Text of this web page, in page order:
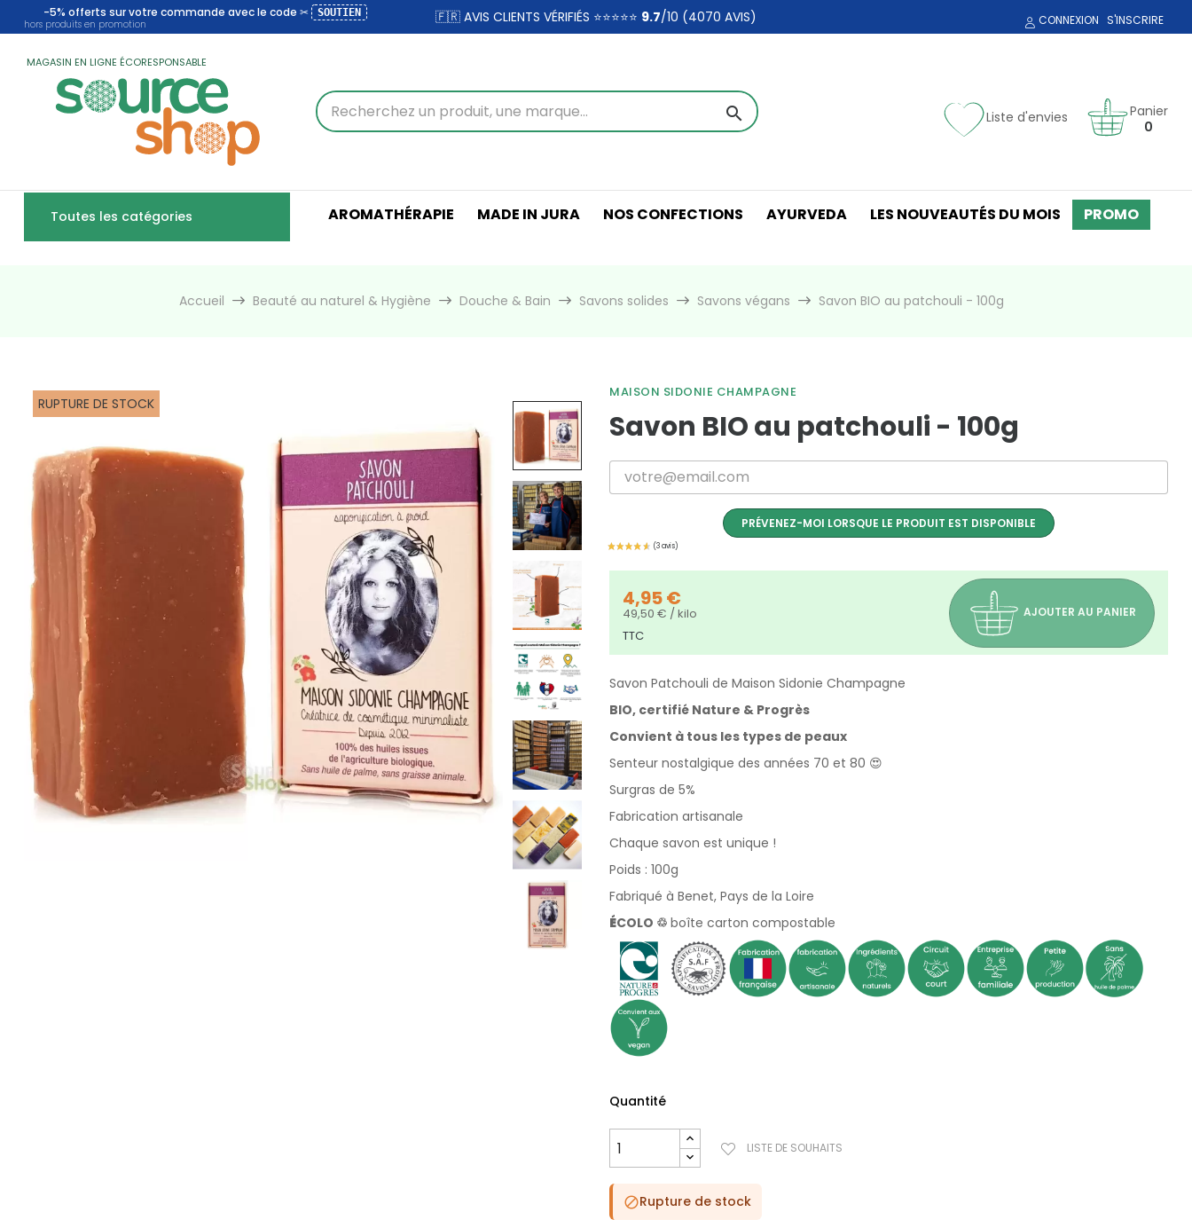
-5% offerts sur votre commande avec le code ✂ SOUTIEN
hors produits en promotion 🇫🇷 AVIS CLIENTS VÉRIFIÉS ⭐⭐⭐⭐⭐ 9.7/10 (4070 AVIS) CONNEXION S'INSCRIRE
MAGASIN EN LIGNE ÉCORESPONSABLE
search Liste d'envies
Panier
0
Toutes les catégories AROMATHÉRAPIE MADE IN JURA NOS CONFECTIONS AYURVEDA LES NOUVEAUTÉS DU MOIS PROMO
Accueil Beauté au naturel & Hygiène Douche & Bain Savons solides Savons végans Savon BIO au patchouli - 100g
RUPTURE DE STOCK
MAISON SIDONIE CHAMPAGNE
Savon BIO au patchouli - 100g
PRÉVENEZ-MOI LORSQUE LE PRODUIT EST DISPONIBLE
4,95 €
49,50 € / kilo
TTC
AJOUTER AU PANIER
Savon Patchouli de Maison Sidonie Champagne
BIO, certifié Nature & Progrès
Convient à tous les types de peaux
Senteur nostalgique des années 70 et 80 😍
Surgras de 5%
Fabrication artisanale
Chaque savon est unique !
Poids : 100g
Fabriqué à Benet, Pays de la Loire
ÉCOLO ♲ boîte carton compostable
Quantité
LISTE DE SOUHAITS
Rupture de stock